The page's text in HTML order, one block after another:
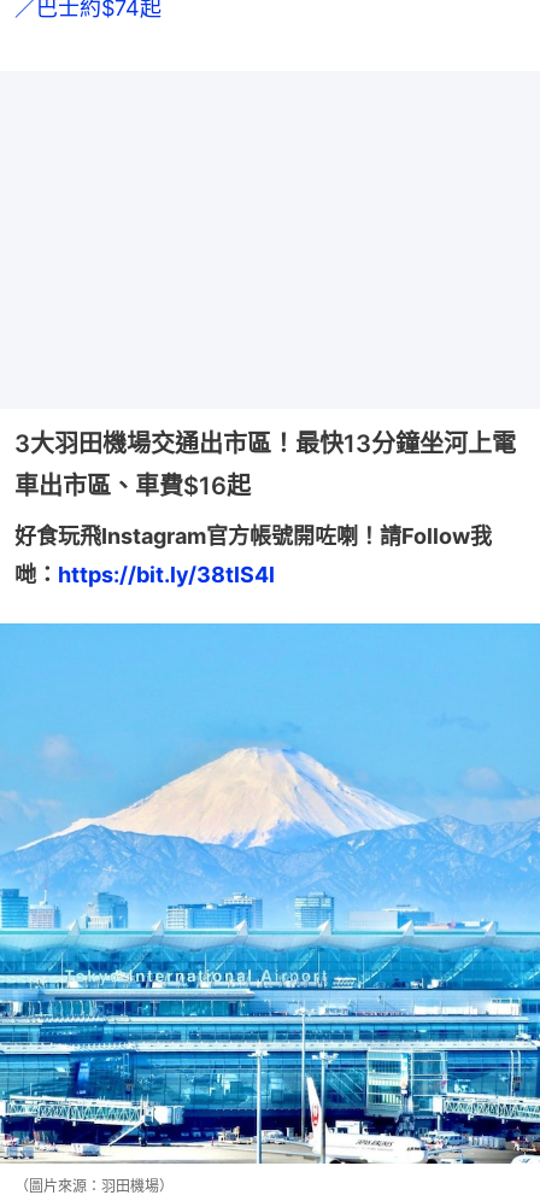
／巴士約$74起
3大羽田機場交通出市區！最快13分鐘坐河上電
車出市區、車費$16起
好食玩飛Instagram官方帳號開咗喇！請Follow我
哋： https://bit.ly/38tlS4l
（圖片來源：羽田機場）